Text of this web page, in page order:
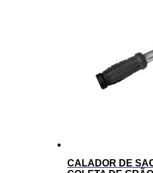
CALADOR DE